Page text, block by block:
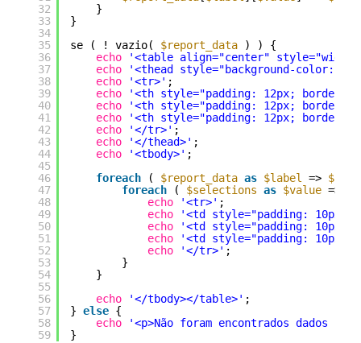
32
33
34
35
36
37
38
39
40
41
42
43
44
45
46
47
48
49
50
51
52
53
54
55
56
57
58
59
}
}
se ( ! vazio( $report_data
) ) {
echo
'<table align="center"
echo
'<thead style="background-color:
echo
'<tr>' ;
echo
'<th style="padding: 12px; border:
echo
'<th style="padding: 12px; border:
echo
'<th style="padding: 12px; border:
echo
'</tr>' ;
echo
'</thead>' ;
echo
'<tbody>' ;
foreach
( $report_data as $label =>
foreach
( $selections as $value =>
echo
'<tr>' ;
echo
'<td style="padding: 10px;
echo
'<td style="padding: 10px;
echo
'<td style="padding:
echo
'</tr>' ;
}
}
echo
'</tbody></table>' ;
} else {
echo
'<p>Não foram encontrados dados
}